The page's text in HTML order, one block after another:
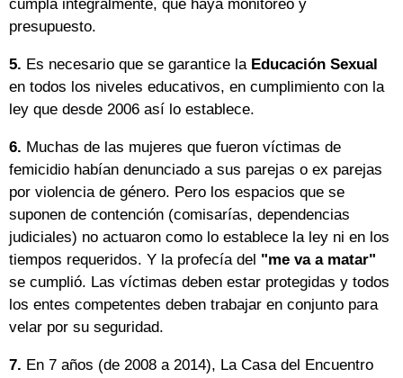
cumpla integralmente, que haya monitoreo y
presupuesto.
5. Es necesario que se garantice la Educación Sexual
en todos los niveles educativos, en cumplimiento con la
ley que desde 2006 así lo establece.
6. Muchas de las mujeres que fueron víctimas de
femicidio habían denunciado a sus parejas o ex parejas
por violencia de género. Pero los espacios que se
suponen de contención (comisarías, dependencias
judiciales) no actuaron como lo establece la ley ni en los
tiempos requeridos. Y la profecía del "me va a matar"
se cumplió. Las víctimas deben estar protegidas y todos
los entes competentes deben trabajar en conjunto para
velar por su seguridad.
7. En 7 años (de 2008 a 2014), La Casa del Encuentro